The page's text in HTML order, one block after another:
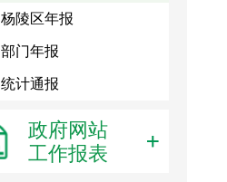
杨陵区年报
部门年报
统计通报
政府网站
工作报表